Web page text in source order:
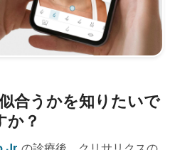
合うかを知りたいで
か？